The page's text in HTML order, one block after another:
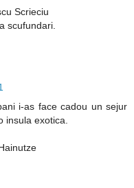
Scrieciu
scufundari.
i-as face cadou un sejur
insula exotica.